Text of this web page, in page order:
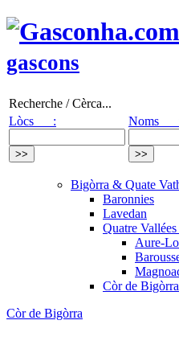
gascons
Recherche / Cèrca...
Lòcs :
Noms
Bigòrra & Quate
Baronnies
Lavedan
Quatre
Aure-
Còr de Bigòrra
Còr de Bigòrra